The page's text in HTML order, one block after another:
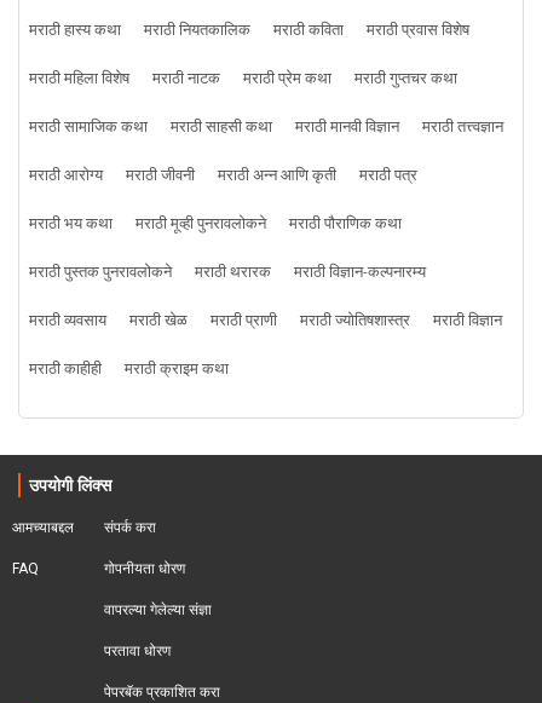
मराठी हास्य कथा
मराठी नियतकालिक मराठी कविता
मराठी प्रवास विशेष
मराठी महिला विशेष
मराठी नाटक मराठी प्रेम कथा
मराठी गुप्तचर कथा
मराठी सामाजिक कथा
मराठी साहसी कथा मराठी मानवी विज्ञान
मराठी तत्त्वज्ञान
मराठी आरोग्य
मराठी जीवनी मराठी अन्न आणि कृती
मराठी पत्र
मराठी भय कथा
मराठी मूव्ही पुनरावलोकने
मराठी पौराणिक कथा
मराठी पुस्तक पुनरावलोकने
मराठी थरारक
मराठी विज्ञान-कल्पनारम्य
मराठी व्यवसाय
मराठी खेळ मराठी प्राणी मराठी ज्योतिषशास्त्र
मराठी विज्ञान
मराठी काहीही
मराठी क्राइम कथा
उपयोगी लिंक्स
आमच्याबद्दल
FAQ
संपर्क करा
गोपनीयता धोरण
वापरल्या गेलेल्या संज्ञा
परतावा धोरण
पेपरबॅक प्रकाशित करा